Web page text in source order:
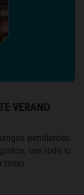
VERANO
pendientes:
con todo lo
tomo.